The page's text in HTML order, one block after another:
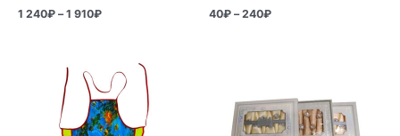
1 240₽ – 1 910₽ 40₽ – 240₽